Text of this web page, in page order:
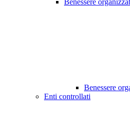
Benessere
Benessere
Enti controllati